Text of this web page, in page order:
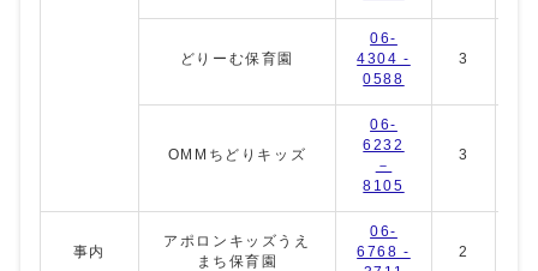
どりーむ保育園
06-
4304 -
0588
3
OMMちどりキッズ
06-
6232
－
8105
3
事内
アポロンキッズうえ
まち保育園
06-
6768 -
2